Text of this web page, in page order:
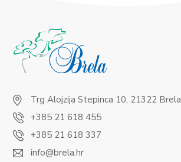
Trg Alojzija Stepinca 10, 21322 Brela
+385 21 618 455
+385 21 618 337
info@brela.hr